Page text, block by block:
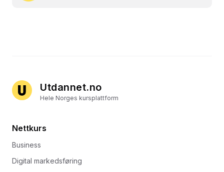
Utdannet.no
Hele Norges kursplattform
Nettkurs
Business
Digital markedsføring